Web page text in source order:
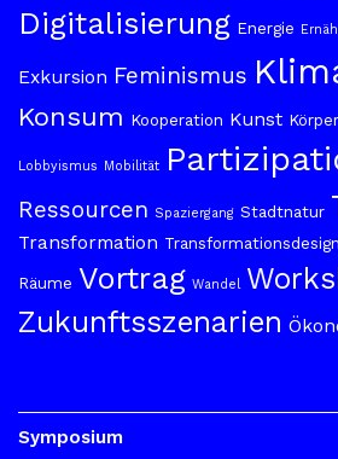
Digitalisierung Energie
Exkursion Feminismus
Konsum Kooperation Kunst Körper
Lobbyismus Mobilität
Ressourcen Spaziergang Stadtnatur
Transformation Transformationsdesign
Räume Vortrag Wandel
Zukunftsszenarien
Symposium